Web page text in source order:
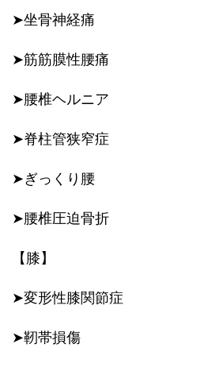
➤坐骨神経痛
➤筋筋膜性腰痛
➤腰椎ヘルニア
➤脊柱管狭窄症
➤ぎっくり腰
➤腰椎圧迫骨折
【膝】
➤変形性膝関節症
➤靭帯損傷